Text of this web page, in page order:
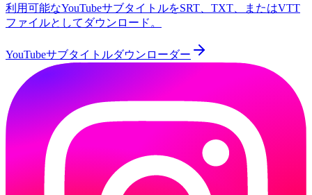
利用可能なYouTubeサブタイトルをSRT、TXT、またはVTT
ファイルとしてダウンロード。
YouTubeサブタイトルダウンローダー